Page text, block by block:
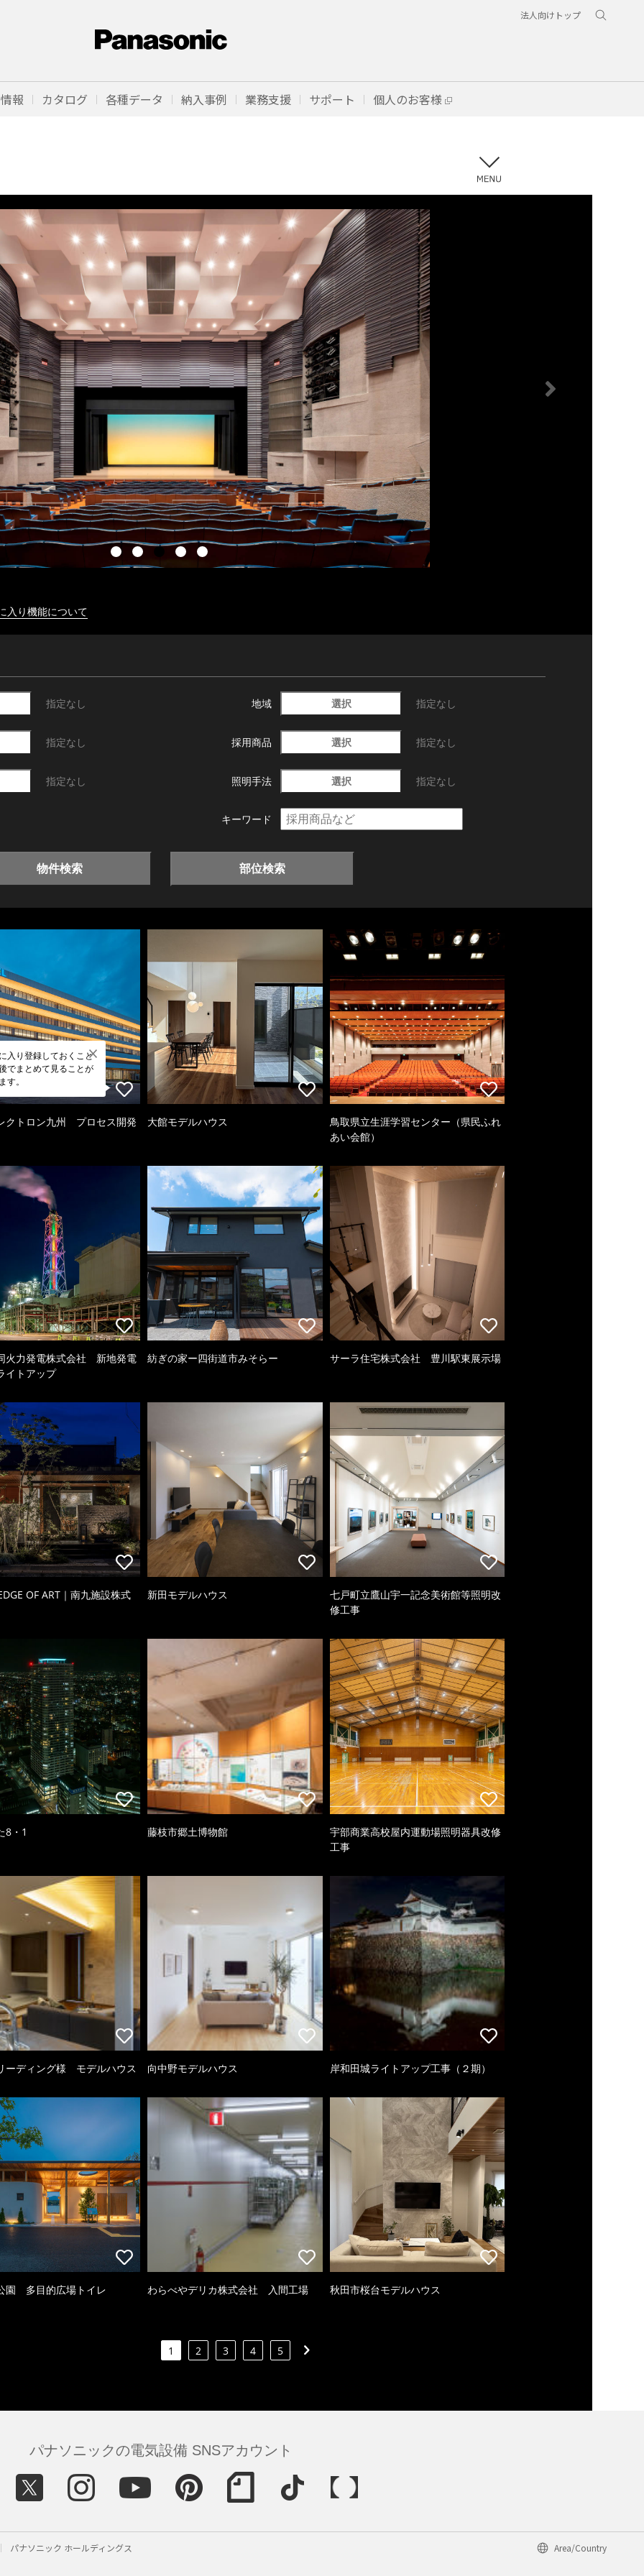
法人向けトップ
報 カタログ 各種データ 納入事例 業務支援 サポート 個人のお客様
入り機能について
指定なし 地域 選択 指定なし
指定なし 採用商品 選択 指定なし
指定なし 照明手法 選択 指定なし
キーワード
物件検索 部位検索
入り登録しておくこと
でまとめて見ることが
す。
クトロン九州 プロセス開発 大館モデルハウス
鳥取県立生涯学習センター（県民ふれ
あい会館）
火力発電株式会社 新地発電
イトアップ
紡ぎの家ー四街道市みそらー サーラ住宅株式会社 豊川駅東展示場
OF ART｜南九施設株式 新田モデルハウス
七戸町立鷹山宇一記念美術館等照明改
修工事
8・1 藤枝市郷土博物館
宇部商業高校屋内運動場照明器具改修
工事
ーディング様 モデルハウス 向中野モデルハウス 岸和田城ライトアップ工事（２期）
園 多目的広場トイレ わらべやデリカ株式会社 入間工場 秋田市桜台モデルハウス
1 2 3 4 5
パナソニックの電気設備 SNSアカウント
パナソニック ホールディングス Area/Country